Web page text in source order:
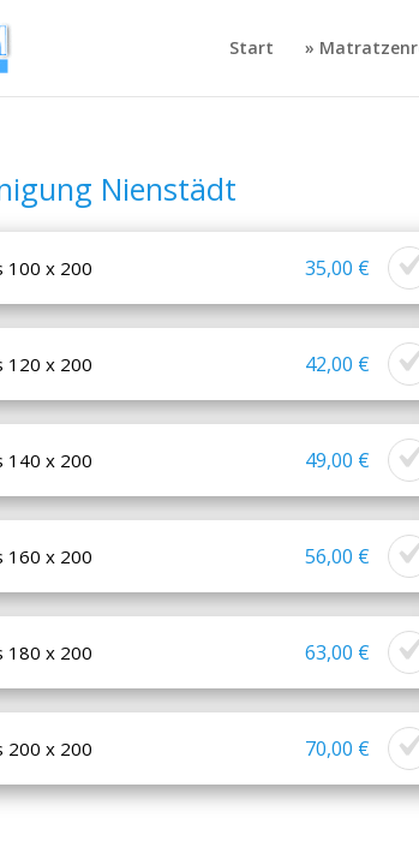
Start »
Nienstädt
100 x 200 35,00 €
120 x 200 42,00 €
140 x 200 49,00 €
160 x 200 56,00 €
180 x 200 63,00 €
200 x 200 70,00 €